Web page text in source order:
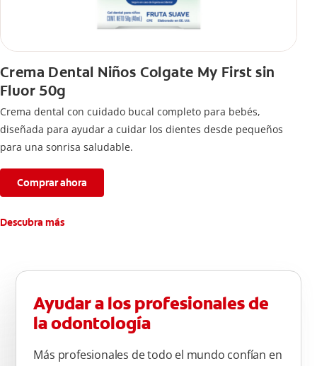
Crema Dental Niños Colgate My First sin
Fluor 50g
Crema dental con cuidado bucal completo para bebés,
diseñada para ayudar a cuidar los dientes desde pequeños
para una sonrisa saludable.
Comprar ahora
Descubra más
Ayudar a los profesionales de
la odontología
Más profesionales de todo el mundo confían en